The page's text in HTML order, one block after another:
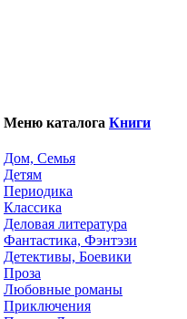
Меню каталога Книги
Дом, Семья
Детям
Периодика
Классика
Деловая литература
Фантастика, Фэнтэзи
Детективы, Боевики
Проза
Любовные романы
Приключения